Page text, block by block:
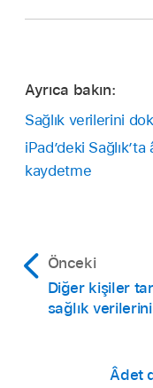
Ayrıca bakın:
Sağlık verilerini
iPad’deki
kaydetme
Önceki
Diğer kişiler
sağlık
Âdet